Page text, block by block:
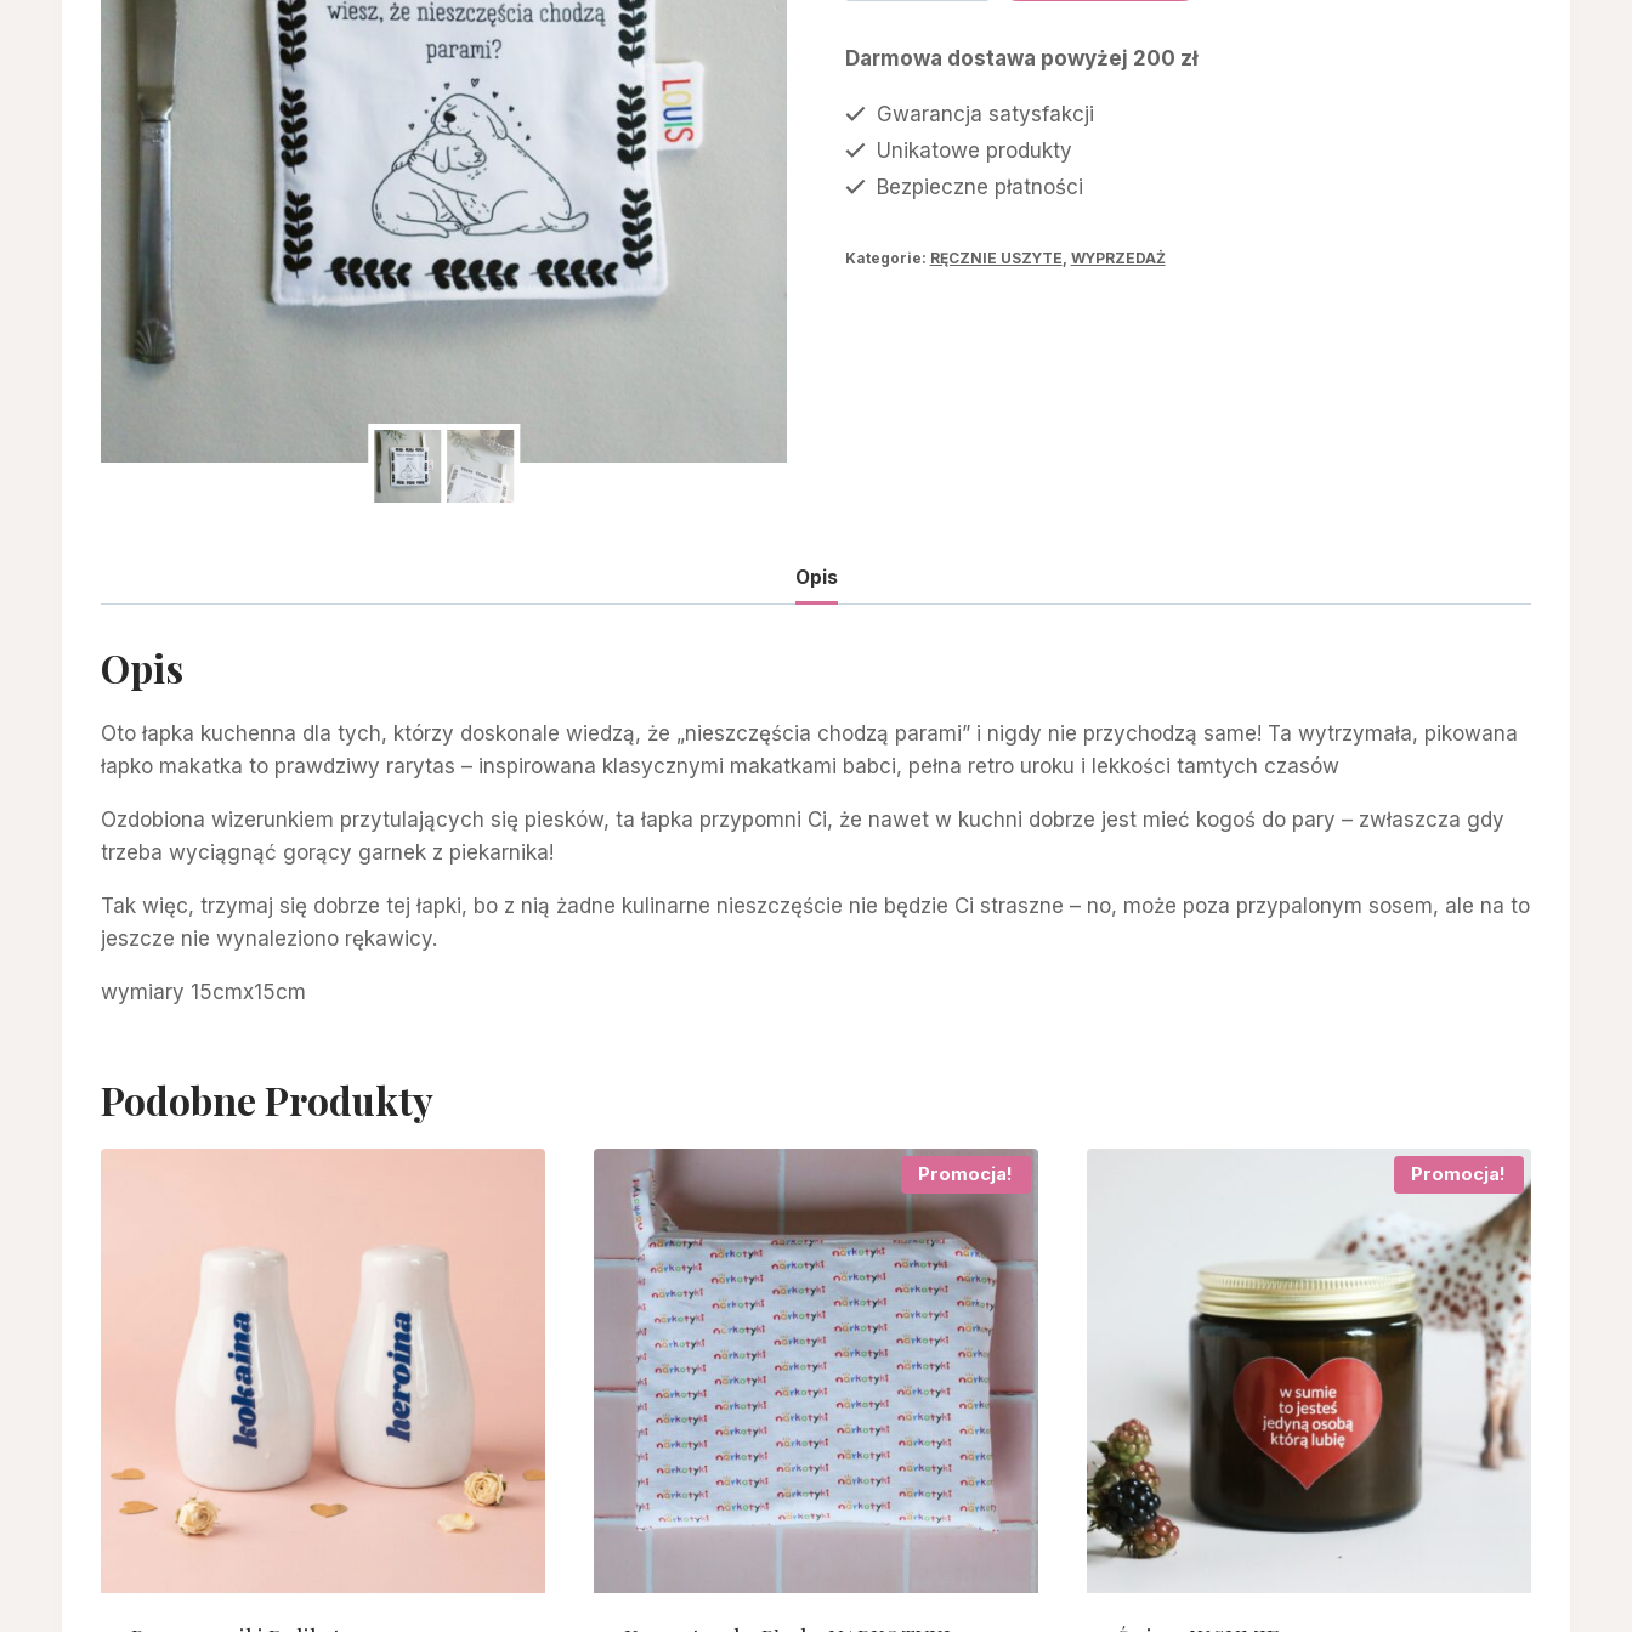
Darmowa dostawa powyżej 200 zł
Gwarancja satysfakcji
Unikatowe produkty
Bezpieczne płatności
Kategorie: RĘCZNIE USZYTE WYPRZEDAŻ
Opis
Opis
Oto łapka kuchenna dla tych, którzy doskonale wiedzą, że „nieszczęścia chodzą parami” i nigdy nie przychodzą same! Ta wytrzymała, pikowana
łapko makatka to prawdziwy rarytas – inspirowana klasycznymi makatkami babci, pełna retro uroku i lekkości tamtych czasów
Ozdobiona wizerunkiem przytulających się piesków, ta łapka przypomni Ci, że nawet w kuchni dobrze jest mieć kogoś do pary – zwłaszcza gdy
trzeba wyciągnąć gorący garnek z piekarnika!
Tak więc, trzymaj się dobrze tej łapki, bo z nią żadne kulinarne nieszczęście nie będzie Ci straszne – no, może poza przypalonym sosem, ale na to
jeszcze nie wynaleziono rękawicy.
wymiary 15cmx15cm
Podobne Produkty
Promocja! Promocja!